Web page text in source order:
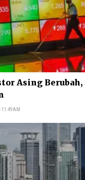
Asing Berubah,
11:49AM